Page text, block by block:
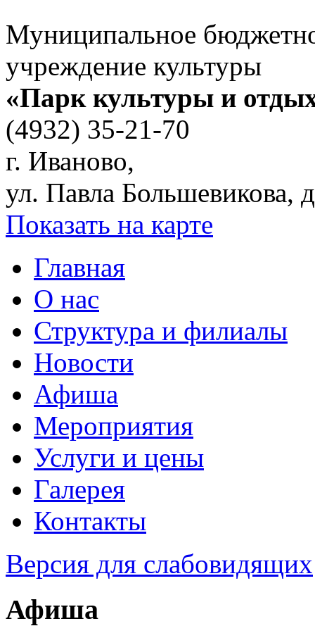
Муниципальное
учреждение культуры
«Парк культуры и
(4932) 35-21-70
г. Иваново,
ул. Павла Большевикова,
Показать на карте
Главная
О нас
Структура и филиалы
Новости
Афиша
Мероприятия
Услуги и цены
Галерея
Контакты
Версия для слабовидящих
Афиша